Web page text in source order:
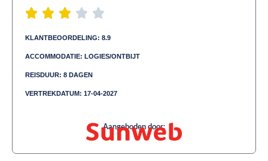
KLANTBEOORDELING: 8.9
ACCOMMODATIE: LOGIES/ONTBIJT
REISDUUR: 8 DAGEN
VERTREKDATUM: 17-04-2027
Aangeboden door: